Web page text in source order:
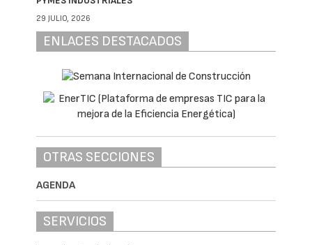
29 JULIO, 2026
ENLACES DESTACADOS
OTRAS SECCIONES
AGENDA
SERVICIOS